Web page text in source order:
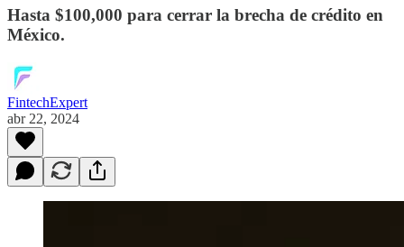
Hasta $100,000 para cerrar la brecha de crédito en
México.
FintechExpert
abr 22, 2024